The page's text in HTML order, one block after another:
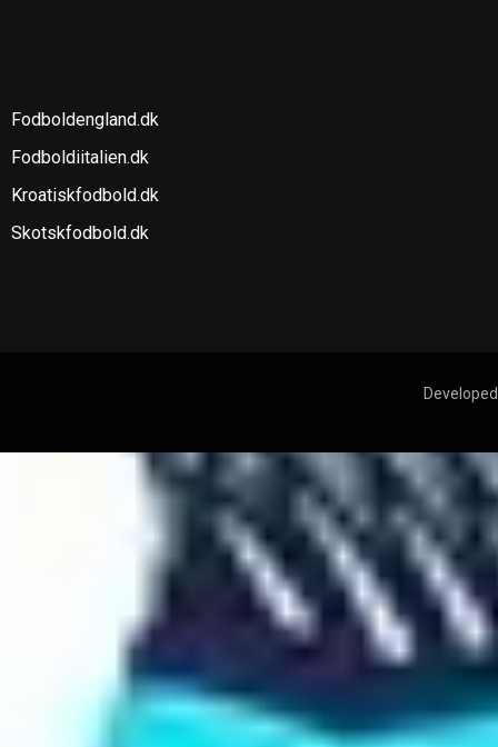
Fodboldengland.dk
Fodboldiitalien.dk
Kroatiskfodbold.dk
Skotskfodbold.dk